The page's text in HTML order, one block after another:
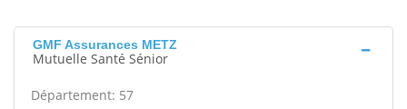
GMF Assurances METZ
Mutuelle Santé Sénior
Département: 57